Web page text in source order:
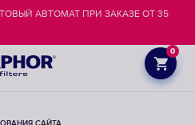
0
АВТОМАТ ПРИ ЗАКАЗЕ ОТ 35
САЙТА